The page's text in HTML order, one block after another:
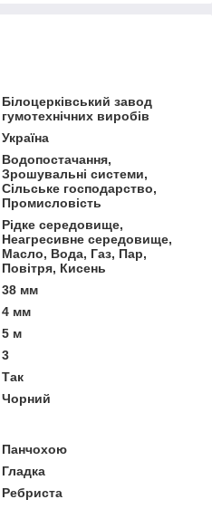
Білоцерківський завод
гумотехнічних виробів
Україна
Водопостачання,
Зрошувальні системи,
Сільське господарство,
Промисловість
Рідке середовище,
Неагресивне середовище,
Масло, Вода, Газ, Пар,
Повітря, Кисень
38 мм
4 мм
5 м
3
Так
Чорний
Панчохою
Гладка
Ребриста